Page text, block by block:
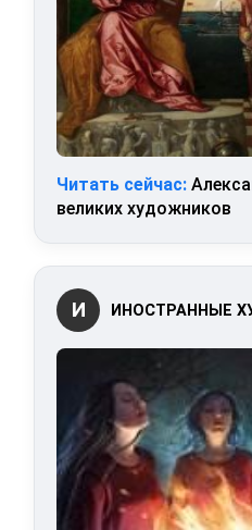
Читать сейчас:
великих художников
И ИНОСТРАННЫЕ